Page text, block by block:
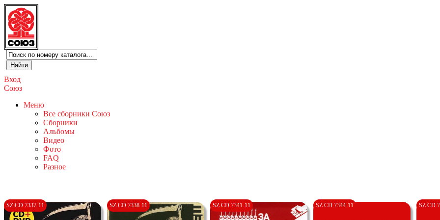
Вход
Союз
Меню
Все сборники Союз
Сборники
Альбомы
Видео
Фото
FAQ
Разное
SZ CD 7337-11 SZ CD 7338-11 SZ CD 7341-11 SZ CD 7344-11 SZ CD